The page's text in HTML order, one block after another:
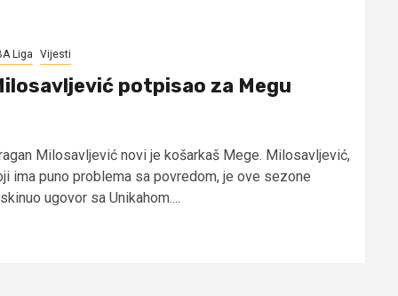
Liga Vijesti
potpisao za Megu
Milosavljević novi je košarkaš Mege. Milosavljević,
ima puno problema sa povredom, je ove sezone
ugovor sa Unikahom....